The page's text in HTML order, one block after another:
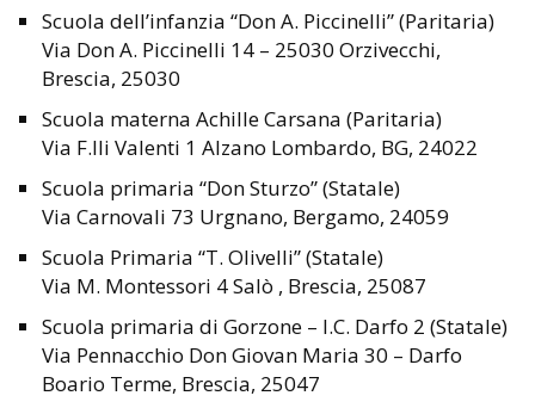
Scuola dell’infanzia “Don A. Piccinelli” (Paritaria)
Via Don A. Piccinelli 14 – 25030 Orzivecchi,
Brescia, 25030
Scuola materna Achille Carsana (Paritaria)
Via F.lli Valenti 1 Alzano Lombardo, BG, 24022
Scuola primaria “Don Sturzo” (Statale)
Via Carnovali 73 Urgnano, Bergamo, 24059
Scuola Primaria “T. Olivelli” (Statale)
Via M. Montessori 4 Salò , Brescia, 25087
Scuola primaria di Gorzone – I.C. Darfo 2 (Statale)
Via Pennacchio Don Giovan Maria 30 – Darfo
Boario Terme, Brescia, 25047